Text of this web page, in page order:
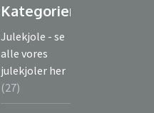
Kategorier
Julekjole - se
alle vores
julekjoler her
(27)